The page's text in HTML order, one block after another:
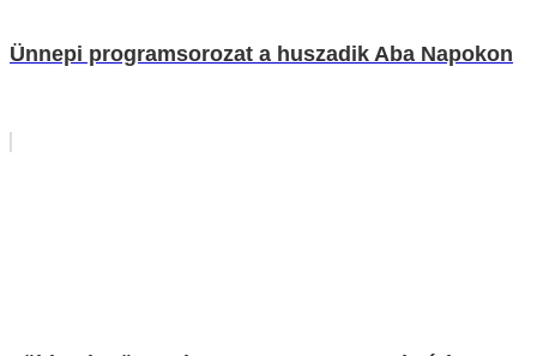
Ünnepi programsorozat a huszadik Aba Napokon